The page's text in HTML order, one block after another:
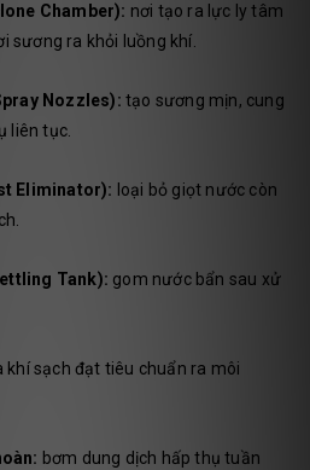
Chamber): nơi tạo ra lực ly tâm
sương ra khỏi luồng khí.
Nozzles): tạo sương mịn, cung
liên tục.
Eliminator): loại bỏ giọt nước còn
Tank): gom nước bẩn sau xử
khí sạch đạt tiêu chuẩn ra môi
bơm dung dịch hấp thụ tuần